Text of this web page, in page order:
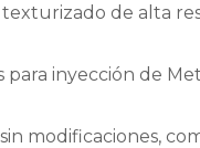
de alta
inyección de
modificaciones,